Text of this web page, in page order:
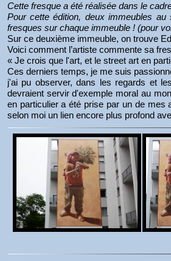
Cette fresque a été réalisée dans le
Pour cette édition, deux immeubles
fresques sur chaque immeuble ! (pour
Sur ce deuxième immeuble, on trouve
Voici comment l’artiste commente sa
« Je crois que l'art, et le street art en
Ces derniers temps, je me suis
j'ai pu observer, dans les regards et
devraient servir d'exemple moral au
en particulier a été prise par un de mes
selon moi un lien encore plus profond